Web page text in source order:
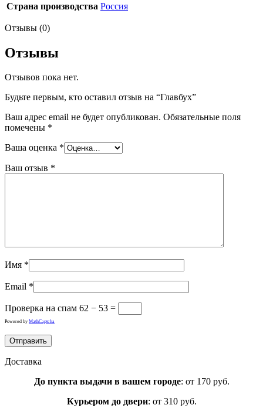
Страна производства Россия
Отзывы (0)
Отзывы
Отзывов пока нет.
Будьте первым, кто оставил отзыв на “Главбух”
Ваш адрес email не будет опубликован. Обязательные поля
помечены *
Ваша оценка *
Ваш отзыв *
Имя *
Email *
Проверка на спам 62 − 53 =
Powered by MathCaptcha
Доставка
До пункта выдачи в вашем городе: от 170 руб.
Курьером до двери: от 310 руб.